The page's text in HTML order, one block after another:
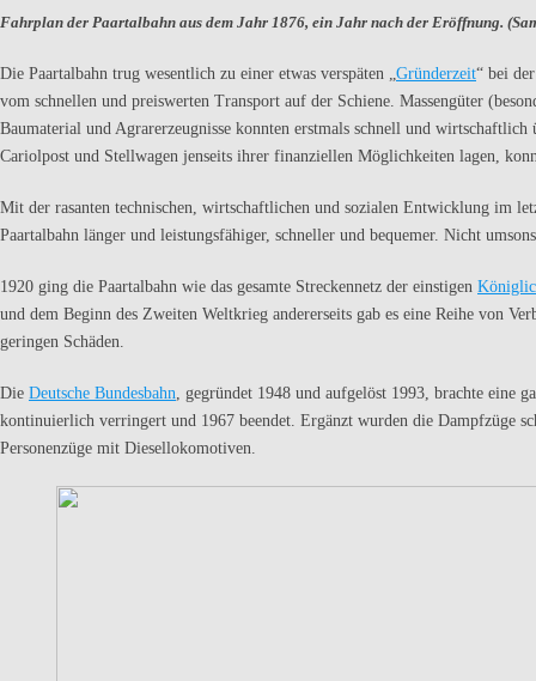
Fahrplan der Paartalbahn aus dem Jahr 1876, ein Jahr nach der Eröffnung.
Die Paartalbahn trug wesentlich zu einer etwas verspäten „Gründerzeit“ bei
vom schnellen und preiswerten Transport auf der Schiene. Massengüter
Baumaterial und Agrarerzeugnisse konnten erstmals schnell und
Cariolpost und Stellwagen jenseits ihrer finanziellen Möglichkeiten lagen,
Mit der rasanten technischen, wirtschaftlichen und sozialen Entwicklung im
Paartalbahn länger und leistungsfähiger, schneller und bequemer. Nicht
1920 ging die Paartalbahn wie das gesamte Streckennetz der einstigen
und dem Beginn des Zweiten Weltkrieg andererseits gab es eine Reihe von
geringen Schäden.
Die Deutsche Bundesbahn, gegründet 1948 und aufgelöst 1993, brachte eine
kontinuierlich verringert und 1967 beendet. Ergänzt wurden die Dampfzüge
Personenzüge mit Diesellokomotiven.